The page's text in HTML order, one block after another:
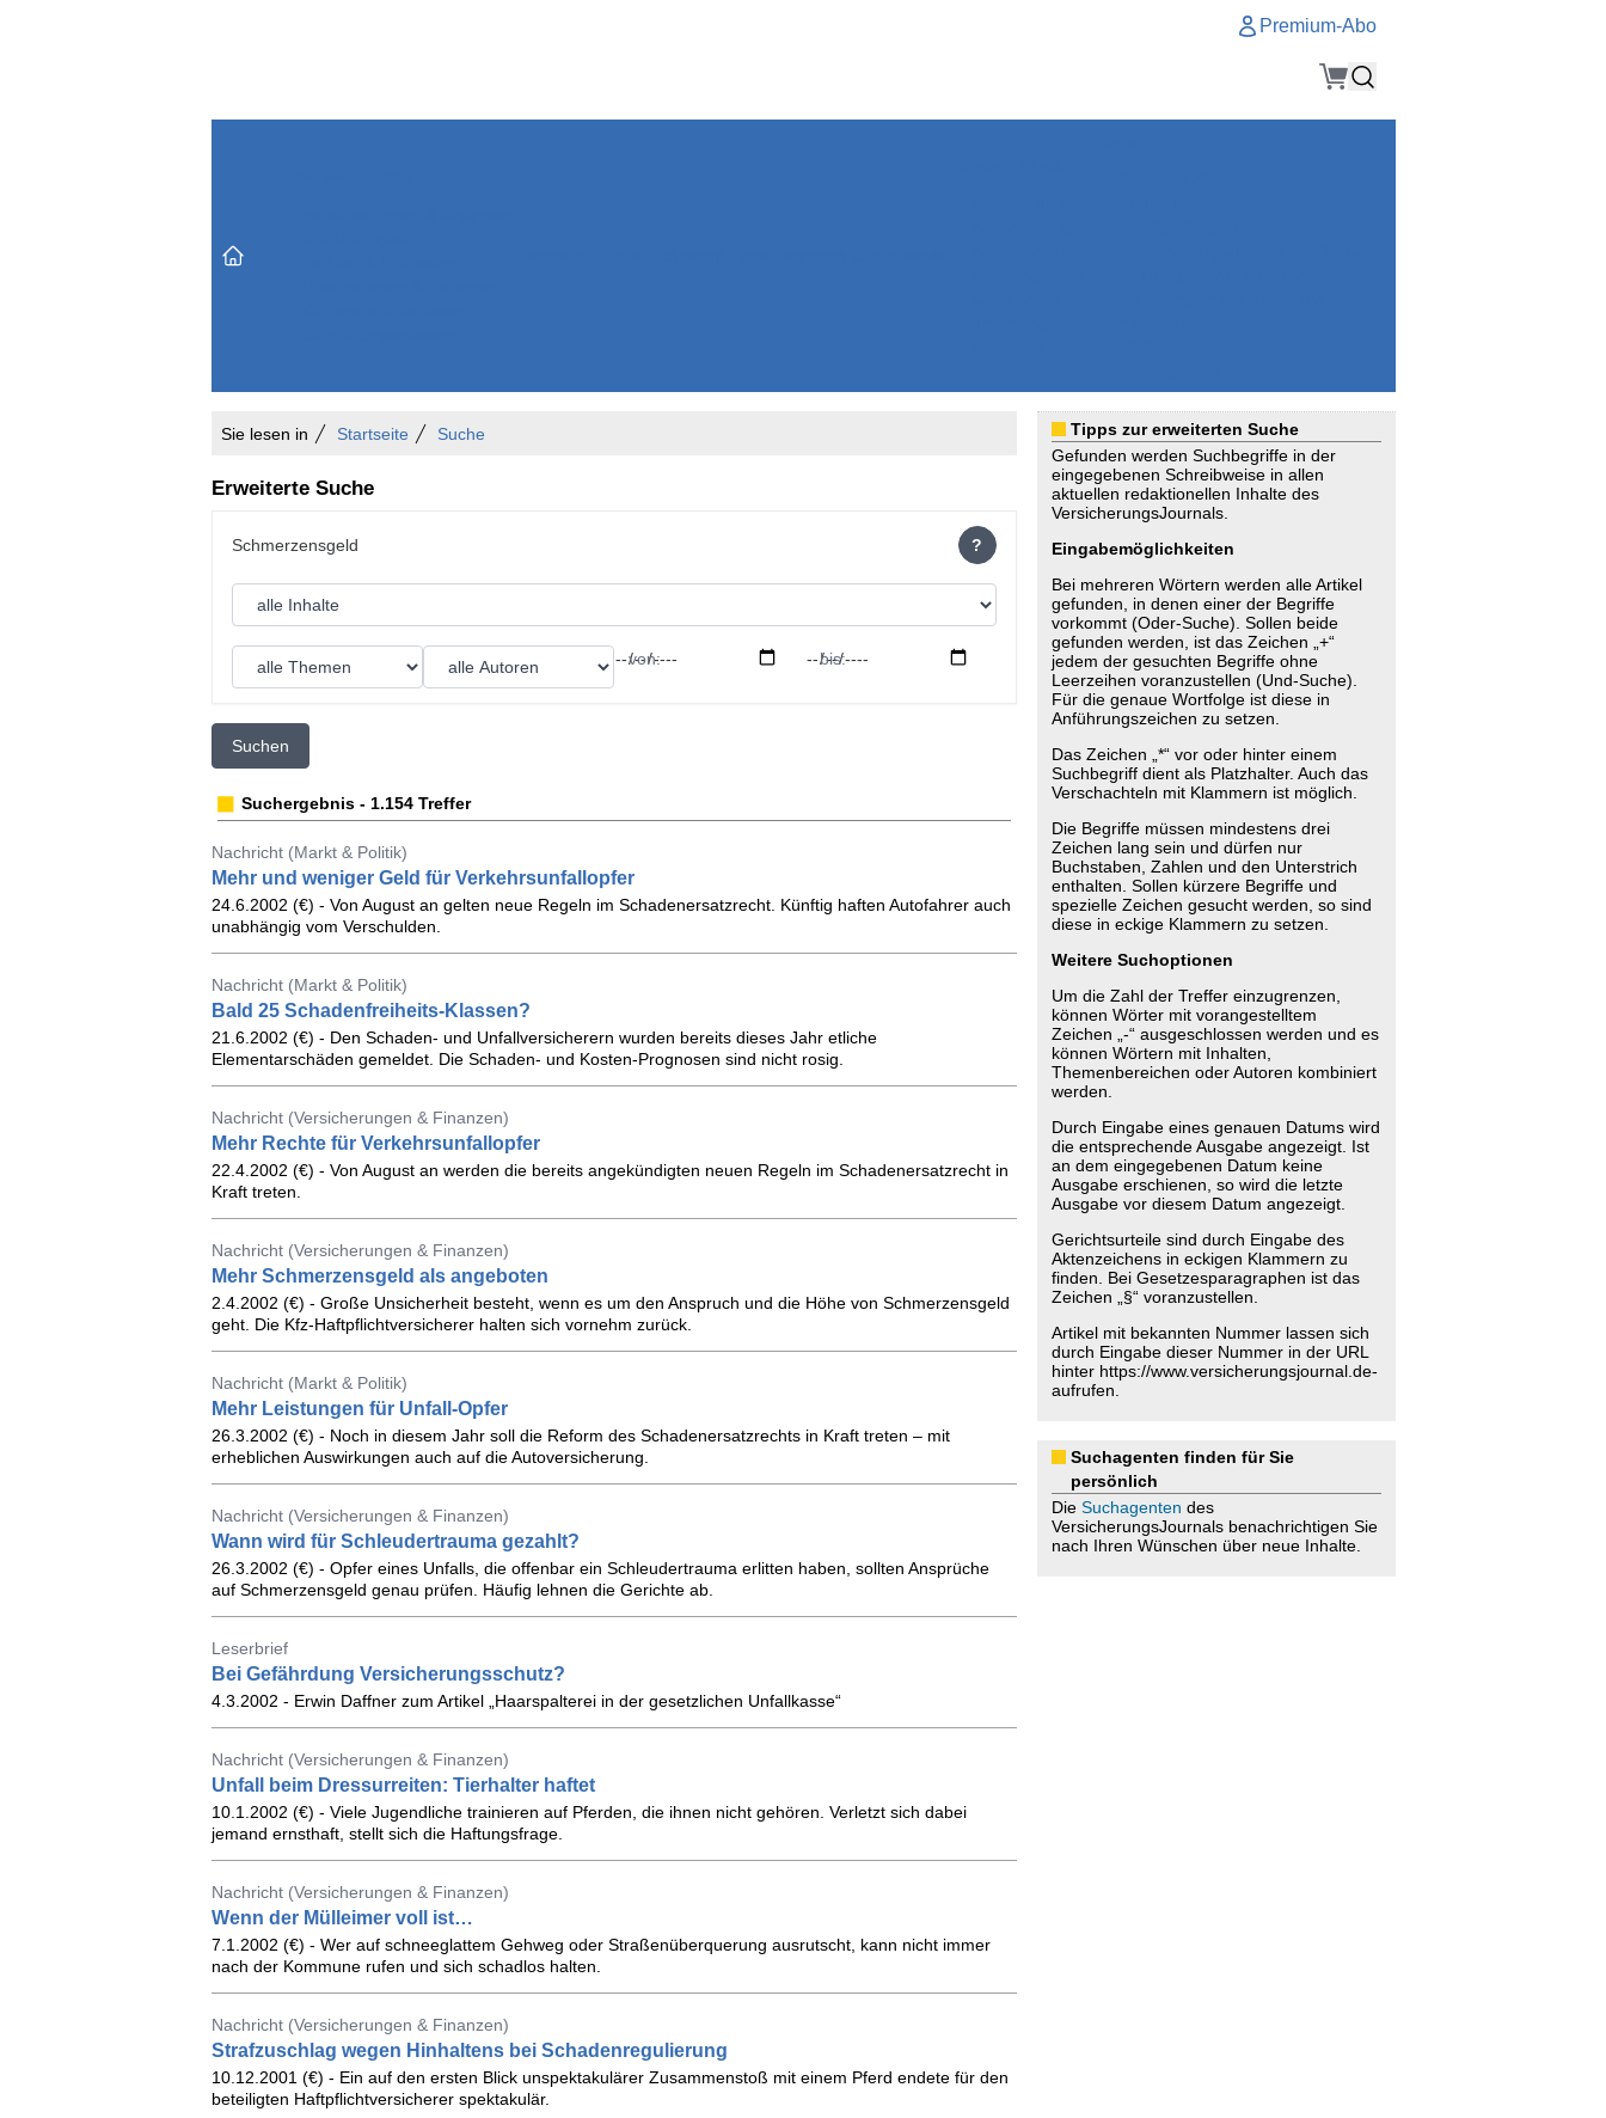
Premium-Abo
Sie lesen in Startseite Suche
Erweiterte Suche
?
von: bis:
Suchen
Suchergebnis - 1.154 Treffer
Nachricht (Markt & Politik)
Mehr und weniger Geld für Verkehrsunfallopfer
24.6.2002 (€) - Von August an gelten neue Regeln im Schadenersatzrecht. Künftig haften Autofahrer auch
unabhängig vom Verschulden.
Nachricht (Markt & Politik)
Bald 25 Schadenfreiheits-Klassen?
21.6.2002 (€) - Den Schaden- und Unfallversicherern wurden bereits dieses Jahr etliche
Elementarschäden gemeldet. Die Schaden- und Kosten-Prognosen sind nicht rosig.
Nachricht (Versicherungen & Finanzen)
Mehr Rechte für Verkehrsunfallopfer
22.4.2002 (€) - Von August an werden die bereits angekündigten neuen Regeln im Schadenersatzrecht in
Kraft treten.
Nachricht (Versicherungen & Finanzen)
Mehr Schmerzensgeld als angeboten
2.4.2002 (€) - Große Unsicherheit besteht, wenn es um den Anspruch und die Höhe von Schmerzensgeld
geht. Die Kfz-Haftpflichtversicherer halten sich vornehm zurück.
Nachricht (Markt & Politik)
Mehr Leistungen für Unfall-Opfer
26.3.2002 (€) - Noch in diesem Jahr soll die Reform des Schadenersatzrechts in Kraft treten – mit
erheblichen Auswirkungen auch auf die Autoversicherung.
Nachricht (Versicherungen & Finanzen)
Wann wird für Schleudertrauma gezahlt?
26.3.2002 (€) - Opfer eines Unfalls, die offenbar ein Schleudertrauma erlitten haben, sollten Ansprüche
auf Schmerzensgeld genau prüfen. Häufig lehnen die Gerichte ab.
Leserbrief
Bei Gefährdung Versicherungsschutz?
4.3.2002 - Erwin Daffner zum Artikel „Haarspalterei in der gesetzlichen Unfallkasse“
Nachricht (Versicherungen & Finanzen)
Unfall beim Dressurreiten: Tierhalter haftet
10.1.2002 (€) - Viele Jugendliche trainieren auf Pferden, die ihnen nicht gehören. Verletzt sich dabei
jemand ernsthaft, stellt sich die Haftungsfrage.
Nachricht (Versicherungen & Finanzen)
Wenn der Mülleimer voll ist…
7.1.2002 (€) - Wer auf schneeglattem Gehweg oder Straßenüberquerung ausrutscht, kann nicht immer
nach der Kommune rufen und sich schadlos halten.
Nachricht (Versicherungen & Finanzen)
Strafzuschlag wegen Hinhaltens bei Schadenregulierung
10.12.2001 (€) - Ein auf den ersten Blick unspektakulärer Zusammenstoß mit einem Pferd endete für den
beteiligten Haftpflichtversicherer spektakulär.
Tipps zur erweiterten Suche
Gefunden werden Suchbegriffe in der
eingegebenen Schreibweise in allen
aktuellen redaktionellen Inhalte des
VersicherungsJournals.
Eingabemöglichkeiten
Bei mehreren Wörtern werden alle Artikel
gefunden, in denen einer der Begriffe
vorkommt (Oder-Suche). Sollen beide
gefunden werden, ist das Zeichen „+“
jedem der gesuchten Begriffe ohne
Leerzeihen voranzustellen (Und-Suche).
Für die genaue Wortfolge ist diese in
Anführungszeichen zu setzen.
Das Zeichen „*“ vor oder hinter einem
Suchbegriff dient als Platzhalter. Auch das
Verschachteln mit Klammern ist möglich.
Die Begriffe müssen mindestens drei
Zeichen lang sein und dürfen nur
Buchstaben, Zahlen und den Unterstrich
enthalten. Sollen kürzere Begriffe und
spezielle Zeichen gesucht werden, so sind
diese in eckige Klammern zu setzen.
Weitere Suchoptionen
Um die Zahl der Treffer einzugrenzen,
können Wörter mit vorangestelltem
Zeichen „-“ ausgeschlossen werden und es
können Wörtern mit Inhalten,
Themenbereichen oder Autoren kombiniert
werden.
Durch Eingabe eines genauen Datums wird
die entsprechende Ausgabe angezeigt. Ist
an dem eingegebenen Datum keine
Ausgabe erschienen, so wird die letzte
Ausgabe vor diesem Datum angezeigt.
Gerichtsurteile sind durch Eingabe des
Aktenzeichens in eckigen Klammern zu
finden. Bei Gesetzesparagraphen ist das
Zeichen „§“ voranzustellen.
Artikel mit bekannten Nummer lassen sich
durch Eingabe dieser Nummer in der URL
hinter https://www.versicherungsjournal.de-
aufrufen.
Suchagenten finden für Sie
persönlich
Die Suchagenten des
VersicherungsJournals benachrichtigen Sie
nach Ihren Wünschen über neue Inhalte.